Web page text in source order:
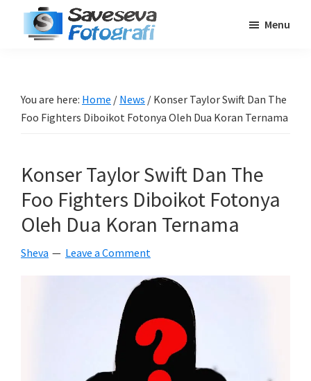
Pemula
-
Tutorial
-
Berita
-
Traveling
Menu
You are here: Home / News / Konser Taylor Swift Dan The
Foo Fighters Diboikot Fotonya Oleh Dua Koran Ternama
Konser Taylor Swift Dan The
Foo Fighters Diboikot Fotonya
Oleh Dua Koran Ternama
Sheva Leave a Comment